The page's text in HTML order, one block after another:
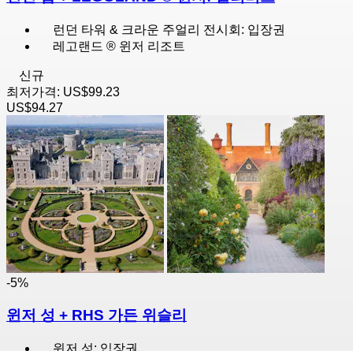
런던 타워 & 크라운 주얼리 전시회: 입장권
레고랜드 ® 윈저 리조트
신규
최저가격: US$99.23
US$94.27
-5%
윈저 성 + RHS 가든 위슬리
윈저 성: 입장권